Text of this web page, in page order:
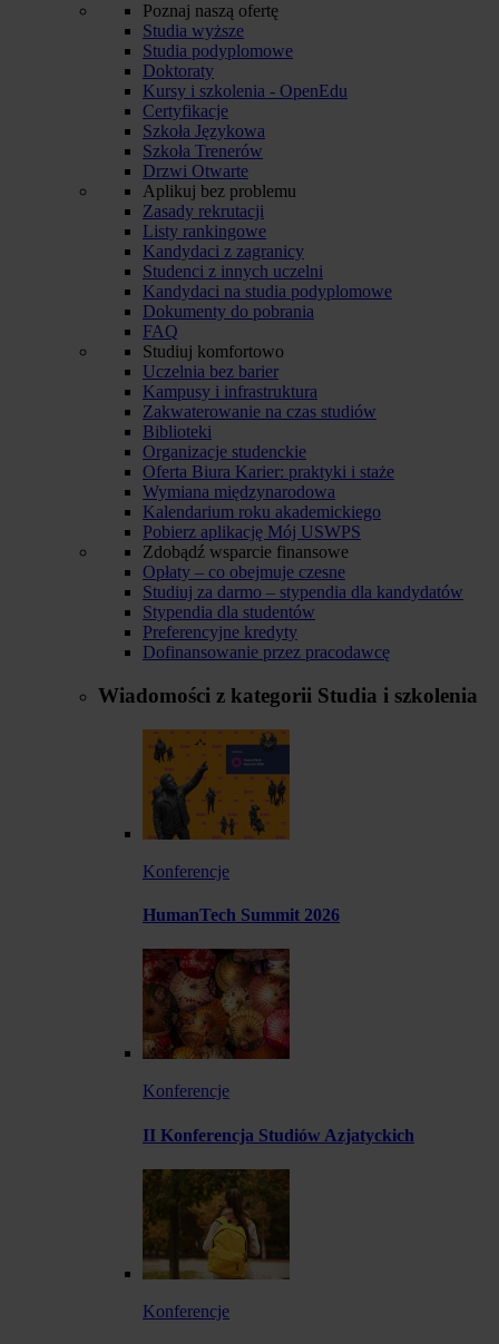
Poznaj naszą ofertę
Studia wyższe
Studia podyplomowe
Doktoraty
Kursy i szkolenia - OpenEdu
Certyfikacje
Szkoła Językowa
Szkoła Trenerów
Drzwi Otwarte
Aplikuj bez problemu
Zasady rekrutacji
Listy rankingowe
Kandydaci z zagranicy
Studenci z innych uczelni
Kandydaci na studia podyplomowe
Dokumenty do pobrania
FAQ
Studiuj komfortowo
Uczelnia bez barier
Kampusy i infrastruktura
Zakwaterowanie na czas studiów
Biblioteki
Organizacje studenckie
Oferta Biura Karier: praktyki i staże
Wymiana międzynarodowa
Kalendarium roku akademickiego
Pobierz aplikację Mój USWPS
Zdobądź wsparcie finansowe
Opłaty – co obejmuje czesne
Studiuj za darmo – stypendia dla kandydatów
Stypendia dla studentów
Preferencyjne kredyty
Dofinansowanie przez pracodawcę
Wiadomości z kategorii Studia i szkolenia
Konferencje
HumanTech Summit 2026
Konferencje
II Konferencja Studiów Azjatyckich
Konferencje